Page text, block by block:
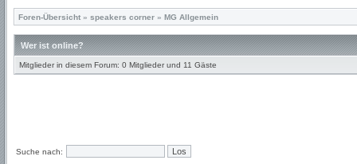
Foren-Übersicht » speakers corner » MG Allgemein
Wer ist online?
Mitglieder in diesem Forum: 0 Mitglieder und 11 Gäste
Suche nach: